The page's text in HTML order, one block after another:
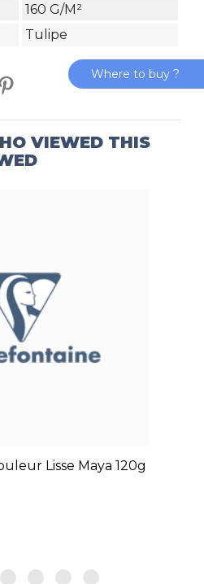
160 G/m²
Tulipe
VIEWED THIS
Lisse Maya 120g
Where to buy ?